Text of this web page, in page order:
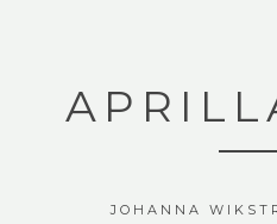
JOHANNA